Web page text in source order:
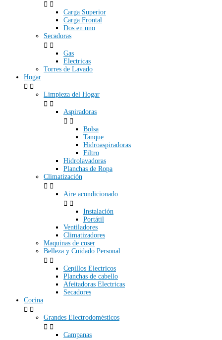
 
Carga Superior
Carga Frontal
Dos en uno
Secadoras
 
Gas
Electricas
Torres de Lavado
Hogar
 
Limpieza del Hogar
 
Aspiradoras
 
Bolsa
Tanque
Hidroaspiradoras
Filtro
Hidrolavadoras
Planchas de Ropa
Climatización
 
Aire acondicionado
 
Instalación
Portátil
Ventiladores
Climatizadores
Maquinas de coser
Belleza y Cuidado Personal
 
Cepillos Electricos
Planchas de cabello
Afeitadoras Electricas
Secadores
Cocina
 
Grandes Electrodomésticos
 
Campanas